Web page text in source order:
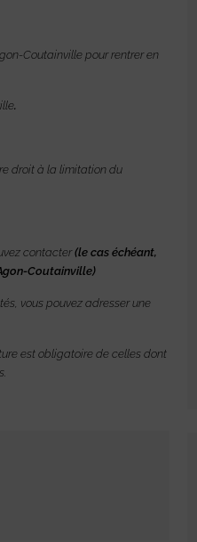
Coutainvillepour rentrer en
.
droit à la limitation du
contacter(le cas échéant,
Coutainville)
vous pouvez adresser une
est obligatoire de celles dont